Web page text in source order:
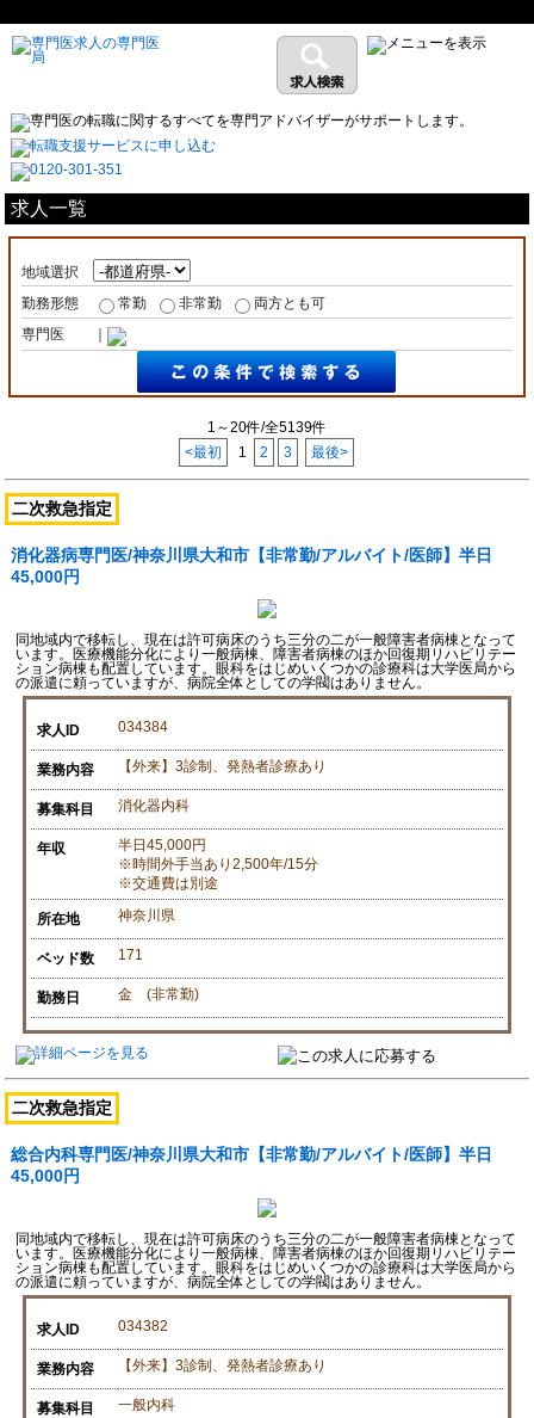
求人一覧
地域選択
勤務形態
常勤 非常勤
両方とも可
専門医
｜
1～20件/全5139件
<最初
1 2 3 最後>
二次救急指定
消化器病専門医/神奈川県大和市【非常勤/アルバイト/医師】半日
45,000円
同地域内で移転し、現在は許可病床のうち三分の二が一般障害者病棟となって
います。医療機能分化により一般病棟、障害者病棟のほか回復期リハビリテー
ション病棟も配置しています。眼科をはじめいくつかの診療科は大学医局から
の派遣に頼っていますが、病院全体としての学閥はありません。
求人ID 034384
業務内容 【外来】3診制、発熱者診療あり
募集科目 消化器内科
年収
半日45,000円
※時間外手当あり2,500年/15分
※交通費は別途
所在地 神奈川県
ベッド数 171
勤務日 金 (非常勤)
二次救急指定
総合内科専門医/神奈川県大和市【非常勤/アルバイト/医師】半日
45,000円
同地域内で移転し、現在は許可病床のうち三分の二が一般障害者病棟となって
います。医療機能分化により一般病棟、障害者病棟のほか回復期リハビリテー
ション病棟も配置しています。眼科をはじめいくつかの診療科は大学医局から
の派遣に頼っていますが、病院全体としての学閥はありません。
求人ID 034382
業務内容 【外来】3診制、発熱者診療あり
募集科目 一般内科